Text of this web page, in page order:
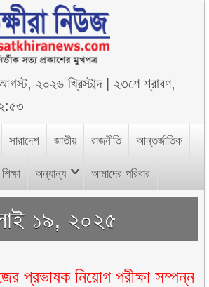
২০২৬ খ্রিস্টাব্দ| ২৩শে শ্রাবণ,
সারাদেশ জাতীয় রাজনীতি আন্তর্জাতিক
শিক্ষা অন্যান্য আমাদের পরিবার
১৯, ২০২৫
প্রভাষক নিয়োগ পরীক্ষা সম্পন্ন